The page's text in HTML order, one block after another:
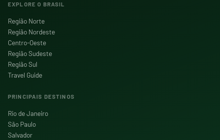
EXPLORE O BRASIL
Região Norte
Região Nordeste
Centro-Oeste
Região Sudeste
Região Sul
Travel Guide
PRINCIPAIS DESTINOS
Rio de Janeiro
São Paulo
Salvador